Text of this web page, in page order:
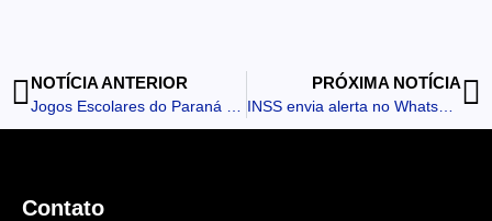
NOTÍCIA ANTERIOR PRÓXIMA NOTÍCIA
INSS envia alerta no WhatsApp para prova de vida
Contato